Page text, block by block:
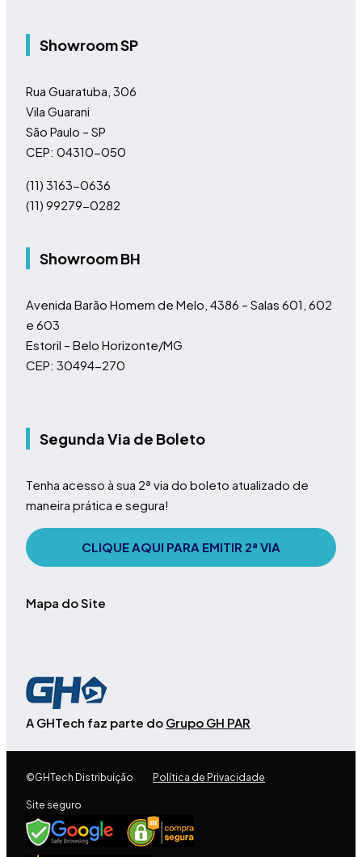
Showroom SP
Rua Guaratuba, 306
Vila Guarani
São Paulo – SP
CEP: 04310-050
(11) 3163-0636
(11) 99279-0282
Showroom BH
Avenida Barão Homem de Melo, 4386 – Salas 601, 602
e 603
Estoril – Belo Horizonte/MG
CEP: 30494-270
Segunda Via de Boleto
Tenha acesso à sua 2ª via do boleto atualizado de
maneira prática e segura!
CLIQUE AQUI PARA EMITIR 2ª VIA
Mapa do Site
A GHTech faz parte do Grupo GH PAR
©GHTech Distribuição Política de Privacidade
Site seguro